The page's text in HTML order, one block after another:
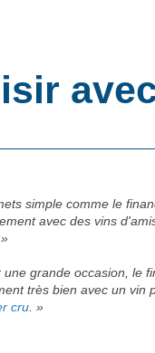
simple comme le
avec des vins
une grande occasion, le
très bien avec un vin
cru. »